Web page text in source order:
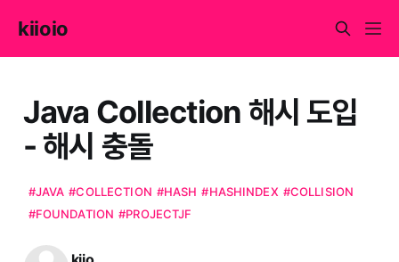
kiioio
Java Collection 해시 도입
- 해시 충돌
#JAVA #COLLECTION #HASH #HASHINDEX #COLLISION
#FOUNDATION #PROJECTJF